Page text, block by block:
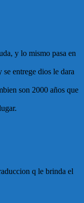
y lo mismo pasa en
entrege dios le dara
son 2000 años que
q le brinda el